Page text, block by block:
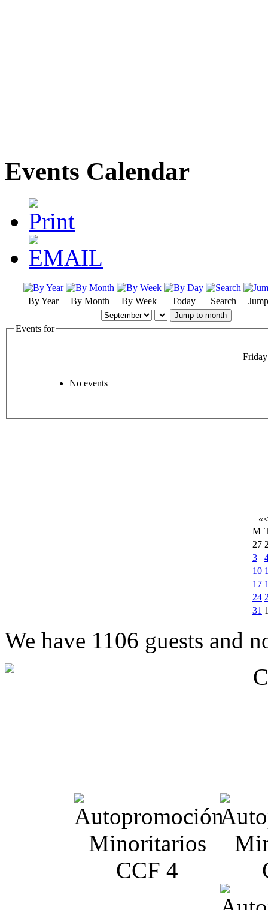
Events Calendar
By Year By Month By Week Today Search
Jump to month
Events for
No events
«<
M
27
3
10
17
24
31
We have 1106 guests and